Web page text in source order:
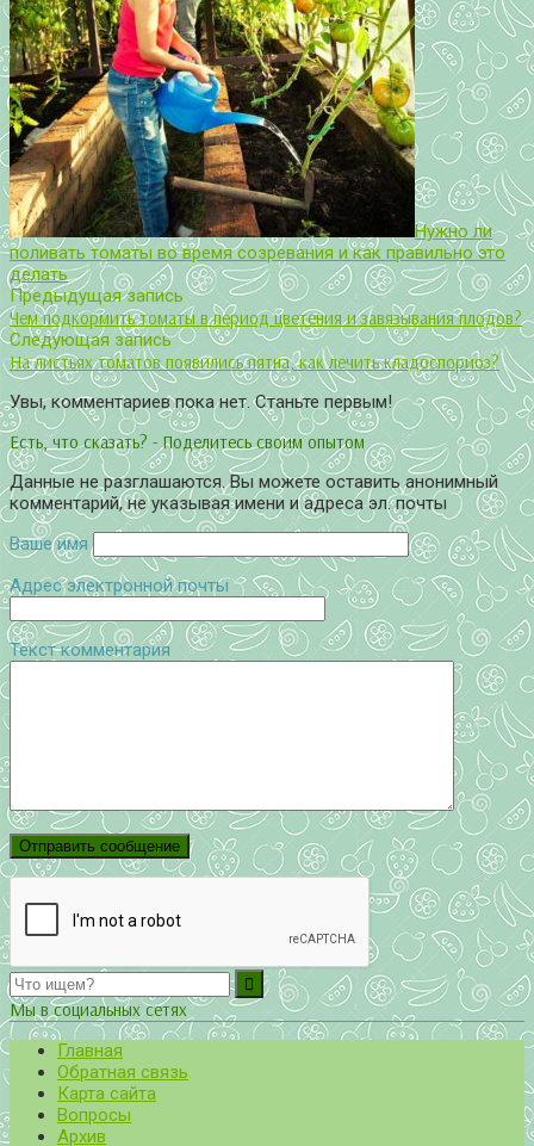
Нужно ли
поливать томаты во время созревания и как правильно это
делать
Предыдущая запись
Чем подкормить томаты в период цветения и завязывания плодов?
Следующая запись
На листьях томатов появились пятна, как лечить кладоспориоз?
Увы, комментариев пока нет. Станьте первым!
Есть, что сказать? - Поделитесь своим опытом
Данные не разглашаются. Вы можете оставить анонимный
комментарий, не указывая имени и адреса эл. почты
Ваше имя
Адрес электронной почты
Текст комментария
Мы в социальных сетях
Главная
Обратная связь
Карта сайта
Вопросы
Архив